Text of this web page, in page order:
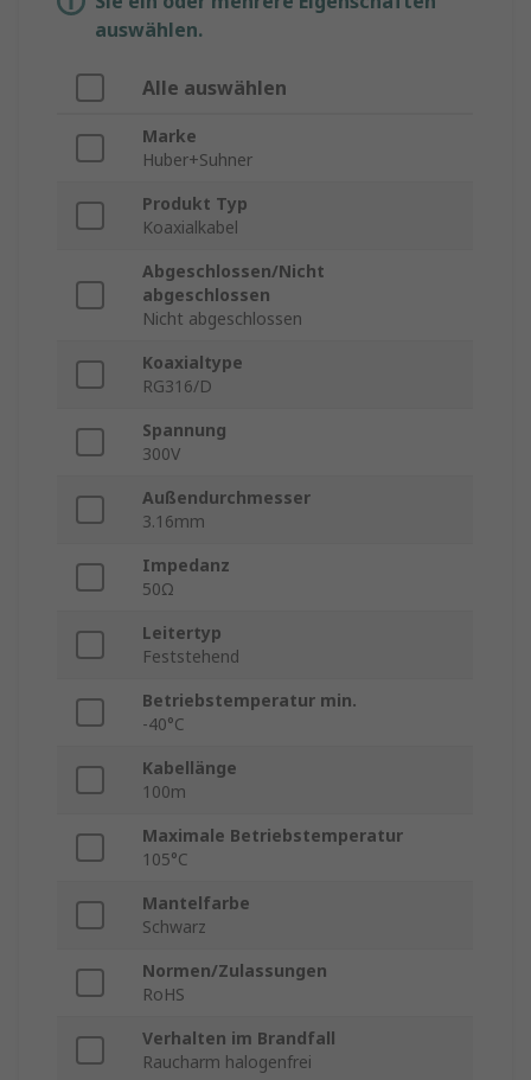
auswählen.
Alle auswählen
Marke
Huber+Suhner
Produkt Typ
Koaxialkabel
Abgeschlossen/Nicht
abgeschlossen
Nicht abgeschlossen
Koaxialtype
RG316/D
Spannung
300V
Außendurchmesser
3.16mm
Impedanz
50Ω
Leitertyp
Feststehend
Betriebstemperatur min.
-40°C
Kabellänge
100m
Maximale Betriebstemperatur
105°C
Mantelfarbe
Schwarz
Normen/Zulassungen
RoHS
Verhalten im Brandfall
Raucharm halogenfrei